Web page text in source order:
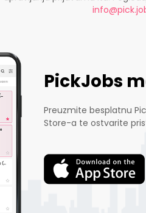
PickJobs
Preuzmite besplatnu
Store-a te ostvarite